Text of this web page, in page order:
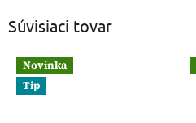
Súvisiaci tovar
Novinka
Tip